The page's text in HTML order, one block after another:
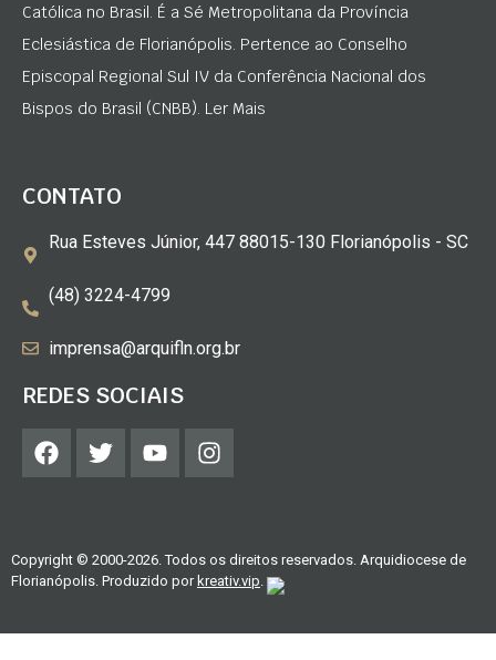
Católica no Brasil. É a Sé Metropolitana da Província
Eclesiástica de Florianópolis. Pertence ao Conselho
Episcopal Regional Sul IV da Conferência Nacional dos
Bispos do Brasil (CNBB). Ler Mais
CONTATO
Rua Esteves Júnior, 447 88015-130 Florianópolis - SC
(48) 3224-4799
imprensa@arquifln.org.br
REDES SOCIAIS
Copyright © 2000-2026. Todos os direitos reservados. Arquidiocese de
Florianópolis. Produzido por kreativ.vip